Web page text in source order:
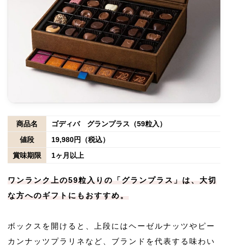
商品名
ゴディバ グランプラス（59粒入）
値段
19,980円（税込）
賞味期限
1ヶ月以上
ワンランク上の59粒入りの「グランプラス」は、大切
な方へのギフトにもおすすめ。
ボックスを開けると、上段にはヘーゼルナッツやピー
カンナッツプラリネなど、ブランドを代表する味わい